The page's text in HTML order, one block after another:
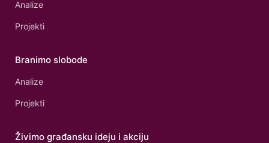
Analize
Projekti
Branimo slobode
Analize
Projekti
Živimo građansku ideju i akciju